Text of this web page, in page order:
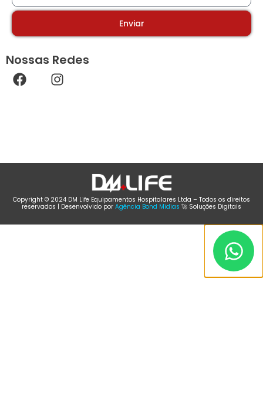
Enviar
Nossas Redes
Copyright © 2024 DM Life Equipamentos Hospitalares Ltda – Todos os direitos
reservados | Desenvolvido por Agência Bond Midias 🚀 Soluções Digitais